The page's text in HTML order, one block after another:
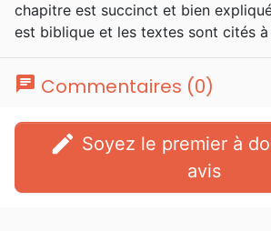
chapitre est succinct et bien
est biblique et les textes sont cités
chat Commentaires (0)
edit
avis